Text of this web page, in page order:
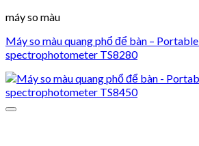
máy so màu
Máy so màu quang phổ để bàn –
spectrophotometer TS8280